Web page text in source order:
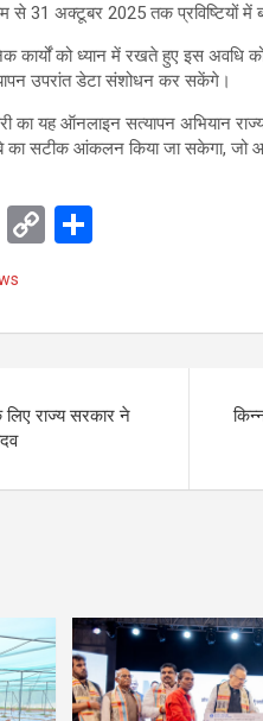
से 31 अक्टूबर 2025 तक प्रविष्टियों में
कार्यों को ध्यान में रखते हुए इस अवधि
उपरांत डेटा संशोधन कर सकेंगे।
का यह ऑनलाइन सत्यापन अभियान
सटीक आंकलन किया जा सकेगा, जो आगे
G
ail
C
Li
k
e
राज्य सरकार ने